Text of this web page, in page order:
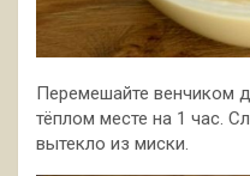
Перемешайте венчиком
тёплом месте на 1 час.
вытекло из миски.